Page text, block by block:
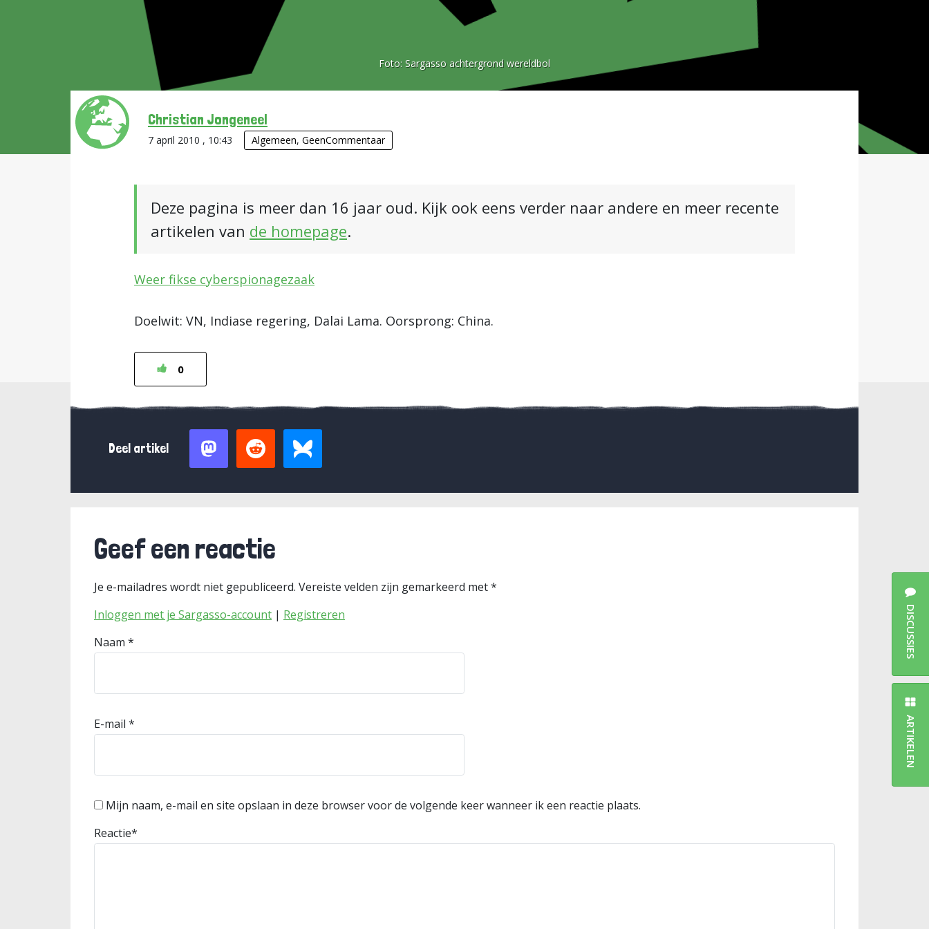
Foto: Sargasso achtergrond wereldbol
Christian Jongeneel
7 april 2010 , 10:43 Algemeen, GeenCommentaar
Deze pagina is meer dan 16 jaar oud. Kijk ook eens verder naar andere en meer recente
artikelen van de homepage.
Weer fikse cyberspionagezaak
Doelwit: VN, Indiase regering, Dalai Lama. Oorsprong: China.
0
Deel artikel
Geef een reactie
Je e-mailadres wordt niet gepubliceerd. Vereiste velden zijn gemarkeerd met*
Inloggen met je Sargasso-account | Registreren
Naam *
E-mail *
Mijn naam, e-mail en site opslaan in deze browser voor de volgende keer wanneer ik een reactie plaats.
Reactie*
DISCUSSIES
ARTIKELEN